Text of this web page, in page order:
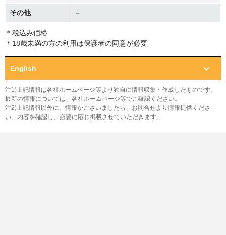
その他 －
＊税込み価格
＊18歳未満の方の利用は保護者の同意が必要
English
注1)上記情報は各社ホームページ等より独自に情報収集・作成したものです。
最新の情報については、各社ホームページ等でご確認ください。
注2)上記情報以外に、情報がございましたら、お問合せより情報提供くださ
い。内容を確認し、必要に応じ掲載させていただきます。